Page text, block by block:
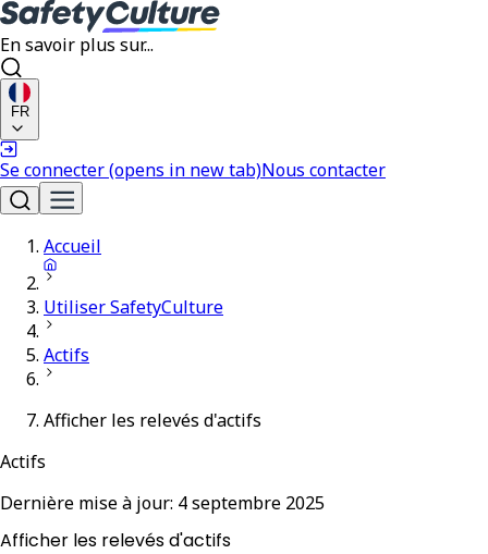
En savoir plus sur...
FR
Se connecter(opens in new tab)Nous contacter
Accueil
Utiliser SafetyCulture
Actifs
Afficher les relevés d'actifs
Actifs
Dernière mise à jour: 4 septembre 2025
Afficher les relevés d'actifs